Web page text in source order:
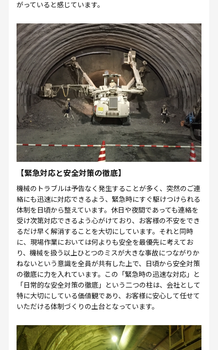
がっていると感じています。
【緊急対応と安全対策の徹底】
機械のトラブルは予告なく発生することが多く、突然のご連
絡にも迅速に対応できるよう、緊急時にすぐ駆けつけられる
体制を日頃から整えています。休日や夜間であっても連絡を
受け次第対応できるよう心がけており、お客様の不安をでき
るだけ早く解消することを大切にしています。それと同時
に、現場作業においては何よりも安全を最優先に考えてお
り、機械を扱う以上ひとつのミスが大きな事故につながりか
ねないという意識を全員が共有した上で、日頃から安全対策
の徹底に力を入れています。この「緊急時の迅速な対応」と
「日常的な安全対策の徹底」という二つの柱は、会社として
特に大切にしている価値観であり、お客様に安心して任せて
いただける体制づくりの土台となっています。